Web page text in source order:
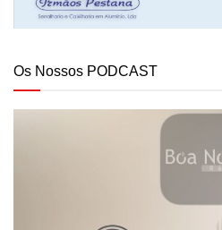
Os Nossos PODCAST